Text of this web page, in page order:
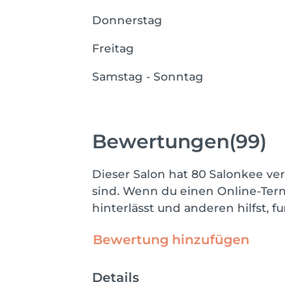
Donnerstag
Freitag
Samstag - Sonntag
Bewertungen(99)
Dieser Salon hat 80 Salonkee
sind. Wenn du einen Online-
hinterlässt und anderen hilfst,
Bewertung hinzufügen
Details